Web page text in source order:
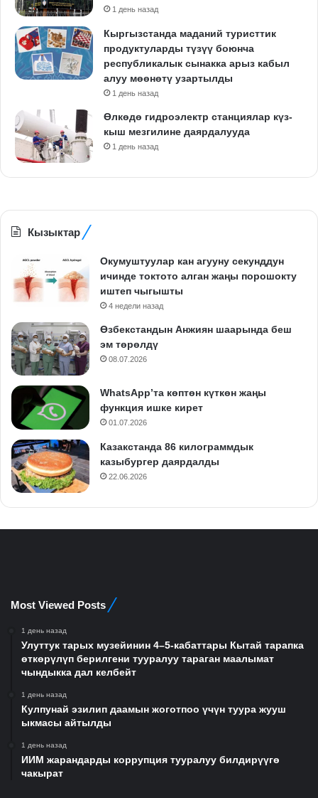
1 день назад
Кыргызстанда маданий туристтик
продуктуларды түзүү боюнча
республикалык сынакка арыз кабыл
алуу мөөнөтү узартылды
1 день назад
Өлкөдө гидроэлектр станциялар күз-
кыш мезгилине даярдалууда
1 день назад
Кызыктар
Окумуштуулар кан агууну секунддун
ичинде токтото алган жаңы порошокту
иштеп чыгышты
4 недели назад
Өзбекстандын Анжиян шаарында беш
эм төрөлдү
08.07.2026
WhatsApp’та көптөн күткөн жаңы
функция ишке кирет
01.07.2026
Казакстанда 86 килограммдык
казыбургер даярдалды
22.06.2026
Most Viewed Posts
1 день назад
Улуттук тарых музейинин 4–5-кабаттары Кытай тарапка
өткөрүлүп берилгени тууралуу тараган маалымат
чындыкка дал келбейт
1 день назад
Кулпунай эзилип даамын жоготпоо үчүн туура жууш
ыкмасы айтылды
1 день назад
ИИМ жарандарды коррупция тууралуу билдирүүгө
чакырат